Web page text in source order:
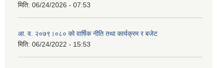
मिति: 06/24/2026 - 07:53
आ. व. २०७९।०८० को वार्षिक नीति तथा कार्यक्रम र बजेट
मिति: 06/24/2022 - 15:53